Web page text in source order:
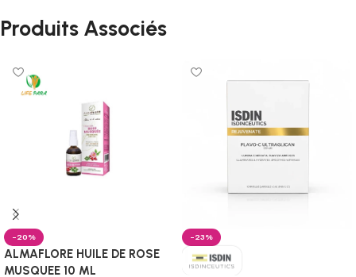
Produits Associés
-20%
ALMAFLORE HUILE DE ROSE
MUSQUEE 10 ML
-23%